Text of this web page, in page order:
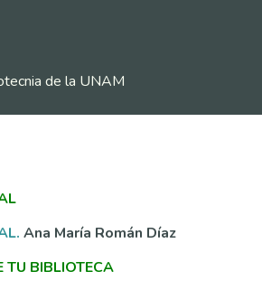
de la UNAM
Ana María Román Díaz
TU BIBLIOTECA